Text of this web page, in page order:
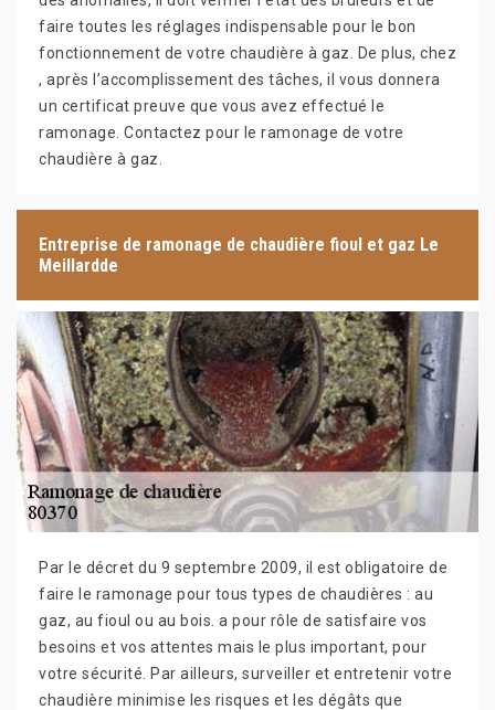
faire toutes les réglages indispensable pour le bon
fonctionnement de votre chaudière à gaz. De plus, chez
, après l’accomplissement des tâches, il vous donnera
un certificat preuve que vous avez effectué le
ramonage. Contactez pour le ramonage de votre
chaudière à gaz.
Entreprise de ramonage de chaudière fioul et gaz Le
Meillardde
Par le décret du 9 septembre 2009, il est obligatoire de
faire le ramonage pour tous types de chaudières : au
gaz, au fioul ou au bois. a pour rôle de satisfaire vos
besoins et vos attentes mais le plus important, pour
votre sécurité. Par ailleurs, surveiller et entretenir votre
chaudière minimise les risques et les dégâts que